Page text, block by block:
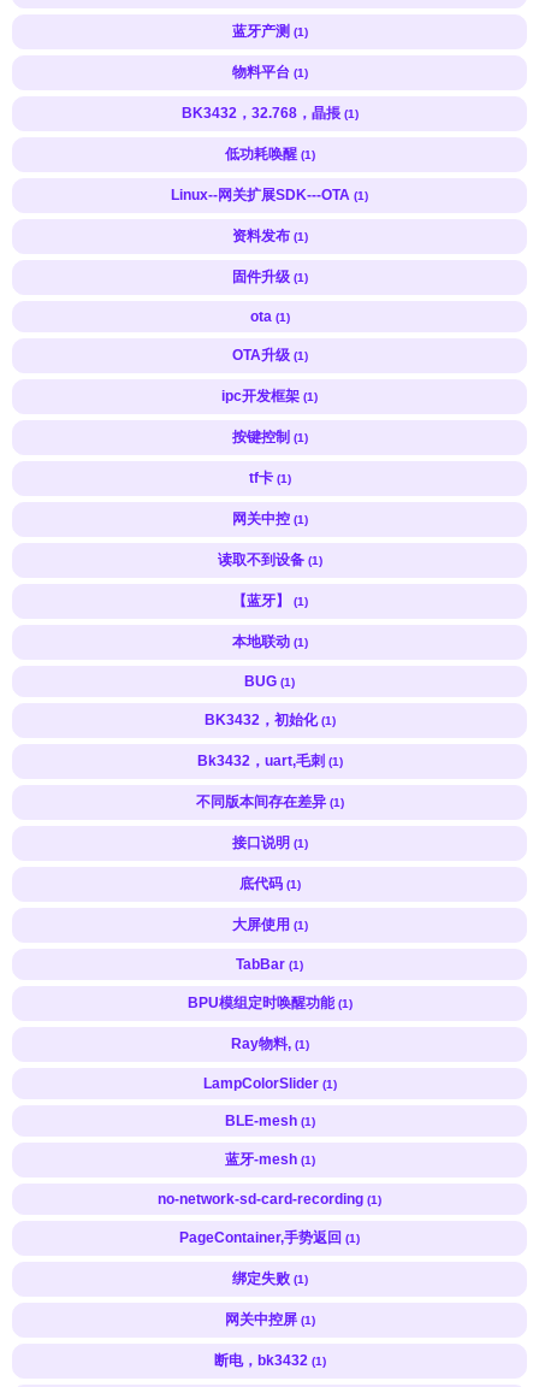
蓝牙产测 (1)
物料平台 (1)
BK3432，32.768，晶掁 (1)
低功耗唤醒 (1)
Linux--网关扩展SDK---OTA (1)
资料发布 (1)
固件升级 (1)
ota (1)
OTA升级 (1)
ipc开发框架 (1)
按键控制 (1)
tf卡 (1)
网关中控 (1)
读取不到设备 (1)
【蓝牙】 (1)
本地联动 (1)
BUG (1)
BK3432，初始化 (1)
Bk3432，uart,毛刺 (1)
不同版本间存在差异 (1)
接口说明 (1)
底代码 (1)
大屏使用 (1)
TabBar (1)
BPU模组定时唤醒功能 (1)
Ray物料, (1)
LampColorSlider (1)
BLE-mesh (1)
蓝牙-mesh (1)
no-network-sd-card-recording (1)
PageContainer,手势返回 (1)
绑定失败 (1)
网关中控屏 (1)
断电，bk3432 (1)